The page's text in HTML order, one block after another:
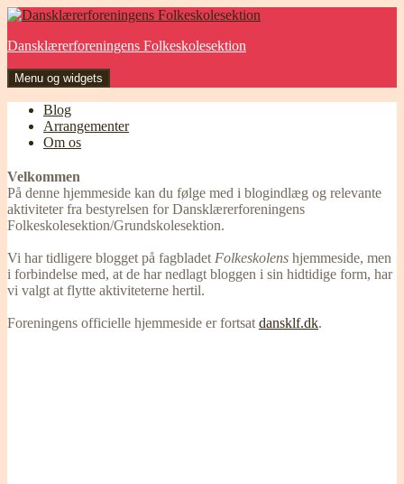
Hop
indhold
Dansklærerforeningens Folkeskolesektion
Menu og widgets
Blog
Arrangementer
Om os
Velkommen
På denne hjemmeside kan du følge med i blogindlæg og relevante
aktiviteter fra bestyrelsen for Dansklærerforeningens
Folkeskolesektion/Grundskolesektion.
Vi har tidligere blogget på fagbladet Folkeskolens hjemmeside, men
i forbindelse med, at de har nedlagt bloggen i sin hidtidige form, har
vi valgt at flytte aktiviteterne hertil.
Foreningens officielle hjemmeside er fortsat dansklf.dk.